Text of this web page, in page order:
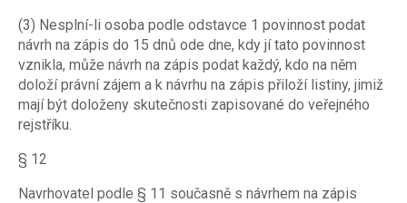
(3) Nesplní-li osoba podle odstavce 1 povinnost podat
návrh na zápis do 15 dnů ode dne, kdy jí tato povinnost
vznikla, může návrh na zápis podat každý, kdo na něm
doloží právní zájem a k návrhu na zápis přiloží listiny, jimiž
mají být doloženy skutečnosti zapisované do veřejného
rejstříku.
§ 12
Navrhovatel podle § 11 současně s návrhem na zápis